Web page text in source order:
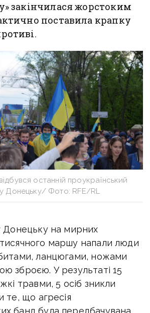
закінчилася жорстоким
поставила крапку
останній проукраїнський
у Донецьку/ Фото: RFE/RL
Донецьку на мирних
маршу напали люди
ланцюгами, ножами
зброєю. У результаті 15
травми, 5 осіб зникли
те, що агресія
банд була передбачувана,